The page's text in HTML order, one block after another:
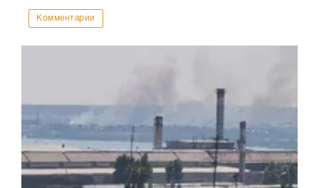
Комментарии